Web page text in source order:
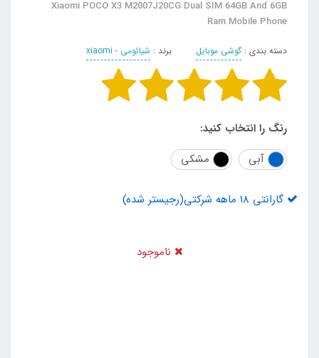
Xiaomi POCO X3 M2007J20CG Dual SIM 64GB And 6GB
Ram Mobile Phone
دسته بندی : گوشی موبایل برند : شیائومی - xiaomi
رنگ را انتخاب کنید:
آبی
مشکی
گارانتی 18 ماهه شرکتی(رجیستر شده)
ناموجود